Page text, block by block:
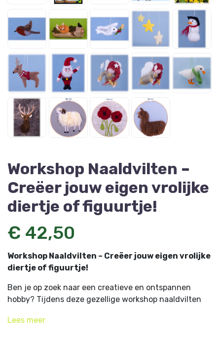
Workshop Naaldvilten –
Creëer jouw eigen vrolijke
diertje of figuurtje!
€ 42,50
Workshop Naaldvilten – Creëer jouw eigen vrolijke
diertje of figuurtje!
Ben je op zoek naar een creatieve en ontspannen
hobby? Tijdens deze gezellige workshop naaldvilten
een leuk en kleurrijk diertje of figuurtje. Of je nu
Lees meer